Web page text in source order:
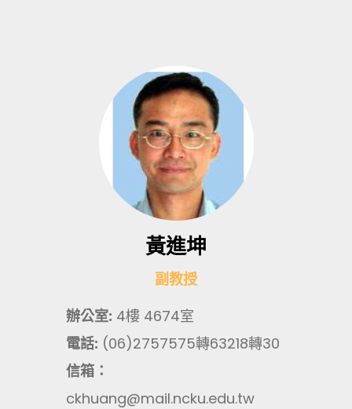
黃進坤
副教授
辦公室: 4樓 4674室
電話: (06)2757575轉63218轉30
信箱：
ckhuang@mail.ncku.edu.tw